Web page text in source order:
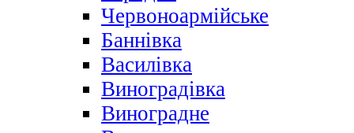
Червоноармійське
Баннівка
Василівка
Виноградівка
Виноградне